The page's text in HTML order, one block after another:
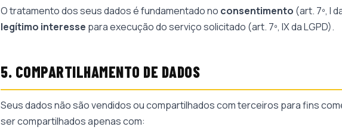
O tratamento dos seus dados é fundamentado no consentimento (art. 7º, I
legítimo interesse para execução do serviço solicitado (art. 7º, IX da LGPD).
5. COMPARTILHAMENTO DE DADOS
Seus dados não são vendidos ou compartilhados com terceiros para fins
ser compartilhados apenas com: